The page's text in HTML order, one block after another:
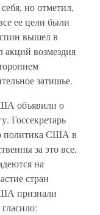
но отметил,
ее цели были
вышел в
акций возмездия
затишье.
объявили о
Госсекретарь
политика США в
за это все,
на
стран
признали